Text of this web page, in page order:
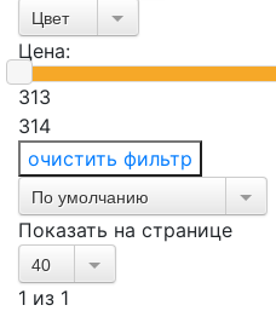
Цвет
Цена:
313
314
очистить фильтр
По умолчанию
Показать на странице
40
1 из 1